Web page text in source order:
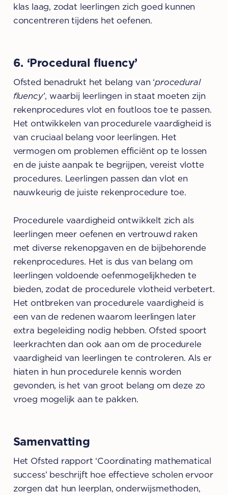
klas laag, zodat leerlingen zich goed kunnen
concentreren tijdens het oefenen.
6. ‘Procedural fluency’
Ofsted benadrukt het belang van ‘procedural
fluency’, waarbij leerlingen in staat moeten zijn
rekenprocedures vlot en foutloos toe te passen.
Het ontwikkelen van procedurele vaardigheid is
van cruciaal belang voor leerlingen. Het
vermogen om problemen efficiënt op te lossen
en de juiste aanpak te begrijpen, vereist vlotte
procedures. Leerlingen passen dan vlot en
nauwkeurig de juiste rekenprocedure toe.
Procedurele vaardigheid ontwikkelt zich als
leerlingen meer oefenen en vertrouwd raken
met diverse rekenopgaven en de bijbehorende
rekenprocedures. Het is dus van belang om
leerlingen voldoende oefenmogelijkheden te
bieden, zodat de procedurele vlotheid verbetert.
Het ontbreken van procedurele vaardigheid is
een van de redenen waarom leerlingen later
extra begeleiding nodig hebben. Ofsted spoort
leerkrachten dan ook aan om de procedurele
vaardigheid van leerlingen te controleren. Als er
hiaten in hun procedurele kennis worden
gevonden, is het van groot belang om deze zo
vroeg mogelijk aan te pakken.
Samenvatting
Het Ofsted rapport ‘Coordinating mathematical
success’ beschrijft hoe effectieve scholen ervoor
zorgen dat hun leerplan, onderwijsmethoden,